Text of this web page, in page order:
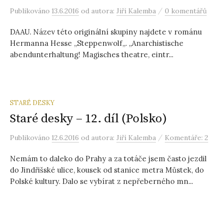
Publikováno 13.6.2016 od autora: Jiří Kalemba / 0 komentářů
DAAU. Název této originální skupiny najdete v románu
Hermanna Hesse „Steppenwolf„. „Anarchistische
abendunterhaltung! Magisches theatre, eintr...
STARÉ DESKY
Staré desky – 12. díl (Polsko)
Publikováno 12.6.2016 od autora: Jiří Kalemba / Komentáře: 2
Nemám to daleko do Prahy a za totáče jsem často jezdil
do Jindřišské ulice, kousek od stanice metra Můstek, do
Polské kultury. Dalo se vybírat z nepřeberného mn...